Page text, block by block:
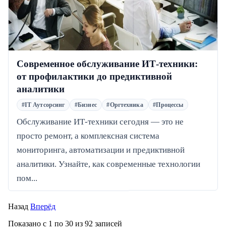
Современное обслуживание ИТ-техники:
от профилактики до предиктивной
аналитики
#IT Аутсорсинг #Бизнес #Оргтехника #Процессы
Обслуживание ИТ-техники сегодня — это не
просто ремонт, а комплексная система
мониторинга, автоматизации и предиктивной
аналитики. Узнайте, как современные технологии
пом...
Назад Вперёд
Показано с 1 по 30 из 92 записей